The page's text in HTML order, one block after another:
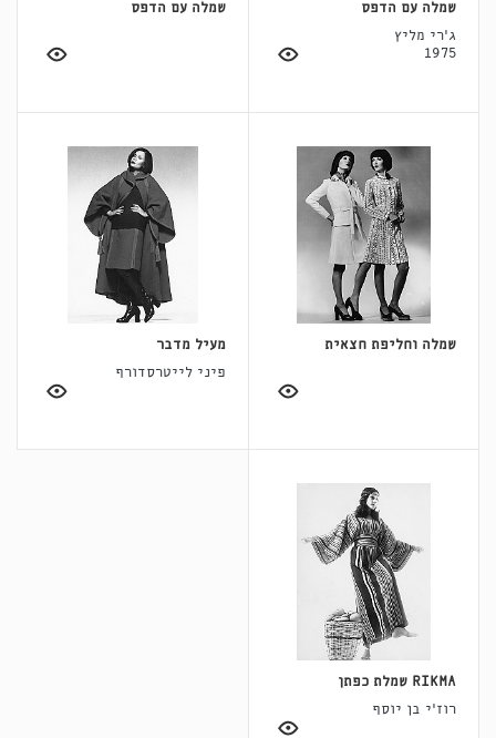
שמלה עם הדפס
ג'רי מליץ
1975
שמלה עם הדפס
שמלה וחליפת חצאית
מעיל מדבר
פיני לייטרסדורף
RIKMA שמלת כפתן
רוז'י בן יוסף